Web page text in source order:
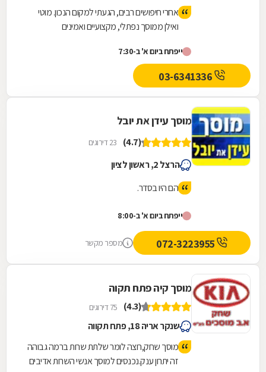
אחרי חיפושים רבים, הגעתי למקום הנכון. מוטי
ואילן ממוסך נפתלי, מקצועיים ואמינים
ייפתח ביום א' ב-7:30
מוסך עידן את יובל
(4.7) 23 דירוגים
הרצל 2, ראשון לציון
הם היו בסדר.
ייפתח ביום א' ב-8:00
מספר מקשר
מוסך קיה פתח תקוה
(4.3) 75 דירוגים
שנקר אריה 18, פתח תקווה
מוסך שחק,רוצה לומר שלתת שרות ברמה גבוהה
זה יתרון ענק.נכנסים למוסך אנשי השרות אדיבים